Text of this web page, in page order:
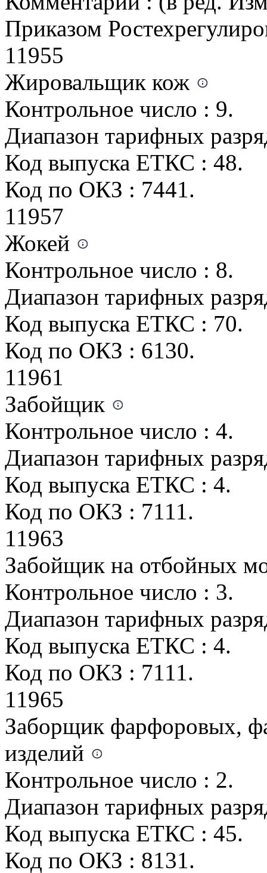
Приказом
11955
Жировальщик кож
Контрольное число : 9.
Диапазон тарифных
Код выпуска ЕТКС : 48.
Код по ОКЗ : 7441.
11957
Жокей
Контрольное число : 8.
Диапазон тарифных
Код выпуска ЕТКС : 70.
Код по ОКЗ : 6130.
11961
Забойщик
Контрольное число : 4.
Диапазон тарифных
Код выпуска ЕТКС : 4.
Код по ОКЗ : 7111.
11963
Забойщик на отбойных
Контрольное число : 3.
Диапазон тарифных
Код выпуска ЕТКС : 4.
Код по ОКЗ : 7111.
11965
Заборщик фарфоровых,
изделий
Контрольное число : 2.
Диапазон тарифных
Код выпуска ЕТКС : 45.
Код по ОКЗ : 8131.